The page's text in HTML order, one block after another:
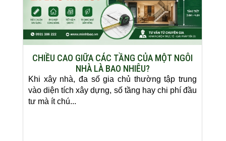
CHIỀU CAO GIỮA CÁC TẦNG CỦA MỘT NGÔI
NHÀ LÀ BAO NHIÊU?
Khi xây nhà, đa số gia chủ thường tập trung
vào diện tích xây dựng, số tầng hay chi phí đầu
tư mà ít chú...